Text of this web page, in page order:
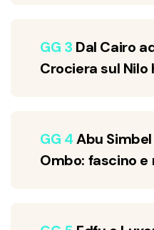
GG 3 Dal Cairo
Crociera sul Nilo
GG 4Abu
Ombo: fascino